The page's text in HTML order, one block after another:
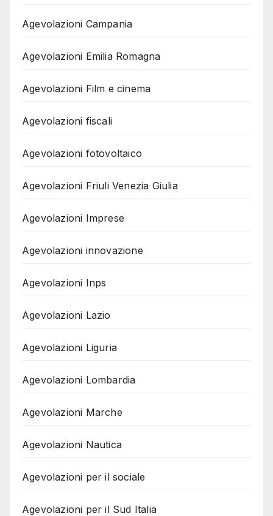
Agevolazioni Campania
Agevolazioni Emilia Romagna
Agevolazioni Film e cinema
Agevolazioni fiscali
Agevolazioni fotovoltaico
Agevolazioni Friuli Venezia Giulia
Agevolazioni Imprese
Agevolazioni innovazione
Agevolazioni Inps
Agevolazioni Lazio
Agevolazioni Liguria
Agevolazioni Lombardia
Agevolazioni Marche
Agevolazioni Nautica
Agevolazioni per il sociale
Agevolazioni per il Sud Italia